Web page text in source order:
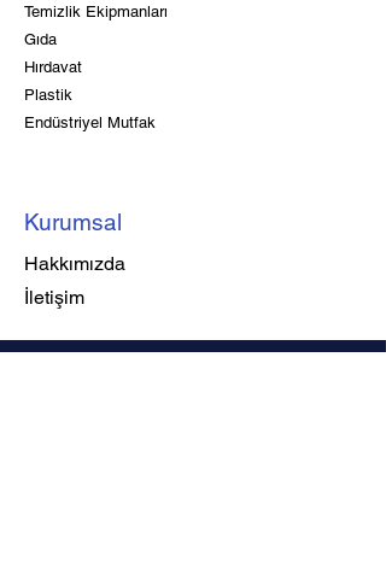
Temizlik Ekipmanları
Gıda
Hırdavat
Plastik
Endüstriyel Mutfak
Kurumsal
Hakkımızda
İletişim